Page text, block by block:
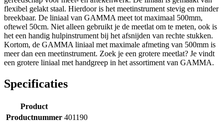
flexibel gelakt staal. Hierdoor is het meetinstrument stevig en minder
breekbaar. De liniaal van GAMMA meet tot maximaal 500mm,
oftewel 50cm. Niet alleen gebruikt je de meetlat om te meten, ook is
het een handig hulpinstrument bij het afsnijden van rechte stukken.
Kortom, de GAMMA liniaal met maximale afmeting van 500mm is
meer dan een meetinstrument. Zoek je een grotere meetlat? Je vindt
een grotere liniaal met handgreep in het assortiment van GAMMA.
Specificaties
Product
Productnummer 401190